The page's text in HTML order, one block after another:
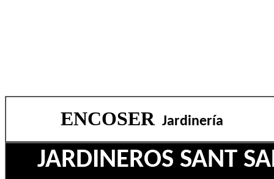
ENCOSER Jardinería
JARDINEROS SANT